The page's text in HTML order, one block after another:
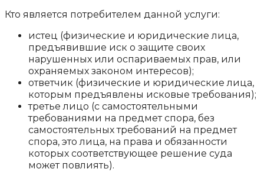
Кто является потребителем данной услуги:
истец (физические и юридические лица,
предъявившие иск о защите своих
нарушенных или оспариваемых прав, или
охраняемых законом интересов);
ответчик (физические и юридические лица,
которым предъявлены исковые требования);
третье лицо (с самостоятельными
требованиями на предмет спора, без
самостоятельных требований на предмет
спора, это лица, на права и обязанности
которых соответствующее решение суда
может повлиять).